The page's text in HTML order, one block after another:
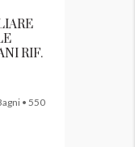
RIF.
• 550